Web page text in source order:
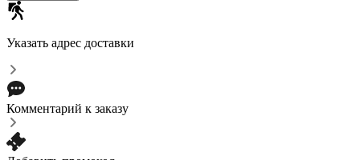
Указать адрес доставки
Комментарий к заказу